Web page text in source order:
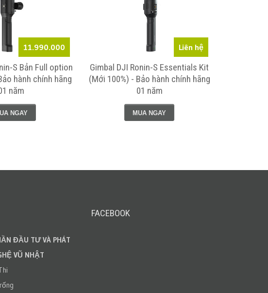
11.990.000
S Bản Full option
hành chính hãng
năm
NGAY
Liên hệ
Gimbal DJI Ronin-S Essentials Kit
(Mới 100%) - Bảo hành chính hãng
01 năm
MUA NGAY
ĐẦU TƯ VÀ PHÁT
VŨ NHẬT
FACEBOOK